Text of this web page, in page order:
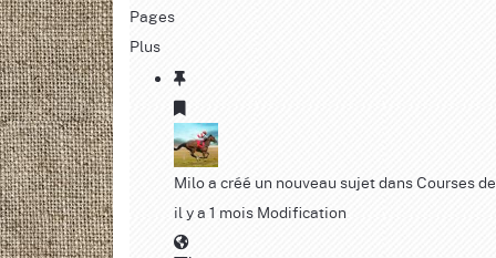
Pages
Plus
Miloa créé un nouveau sujet dans Courses
il y a 1 mois Modification